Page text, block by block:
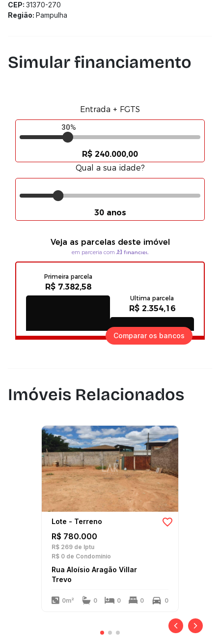
CEP: 31370-270
Região: Pampulha
Simular financiamento
Comparar os bancos
Imóveis Relacionados
Lote - Terreno
R$ 780.000
R$ 269 de Iptu
R$ 0 de Condomínio
Rua Aloísio Aragão Villar
Trevo
0m² 0 0 0 0